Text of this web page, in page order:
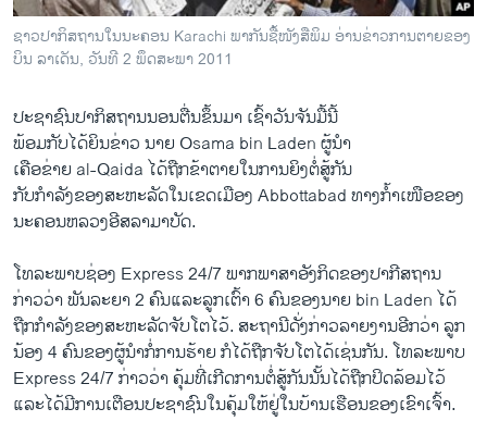
ວີດີໂອ
ສຽງ
ລາຍງານ
ຕິດຕາມພວກເຮົາ ທີ່
ພາສາຕ່າງໆ
ຊາວປາກິສຖານໃນນະຄອນ Karachi ພາກັນຊື້ໜັງສືພິມ ອ່ານຂ່າວການຕາຍຂອງ
ບິນ ລາເດັນ, ວັນທີ 2 ພຶດສະພາ 2011
ປະຊາຊົນ​ປາ​ກິ​ສຖານນອນ​ຕື່ນ​ຂຶ້ນ​ມາ​ ເຊົ້າ​ວັນ​ຈັນ​ມື້​ນີ້ ​
ພ້ອມ​ກັບໄດ້​ຍິນຂ່າວ​ ນາຍ Osama bin Laden ຜູ້​ນໍາ​
ເຄືອ​ຂ່າຍ al-Qaida​ ໄດ້ຖືກ​ຂ້າ​ຕາຍ​ໃນ​ການ​ຍິງ​ຕໍ່ສູ້​ກັນ​
ກັບ​ກໍາລັງ​ຂອງ​ສະຫະລັດ​ໃນເຂດ​ເມືອງ Abbottabad ​ທາງກໍ້າ​ເໜືອ​ຂອງ​
ນະຄອນຫລວງອີສລາມາບັດ.
ໂທລະພາບຊ່ອງ Express 24/7 ພາກ​ພາສາ​ອັງກິດ​ຂອງ​ປາ​ກີ​ສຖານ​
ກ່າວ​ວ່າ ພັນ​ລະ​ຍາ 2 ຄົນ​ແລະ​ລູກ​ເຕົ້າ 6 ຄົນ​ຂອງ​ນາຍ bin Laden ​ໄດ້​
ຖືກ​ກໍາລັງ​ຂອງ​ສະຫະລັດ​ຈັບ​ໂຕ​ໄວ້. ສະຖານີ​ດັ່ງກ່າວ​ລາຍ​ງານ​ອີກວ່າ ​ລູກ​
ນ້ອງ 4 ຄົນ​ຂອງ​ຜູ້​ນໍາ​ກໍ່ການ​ຮ້າຍ ກໍ​ໄດ້​ຖືກຈັບໂຕ​ໄດ້​ເຊ່ນ​ກັນ. ໂທລະພາບ
Express 24/7 ກ່າວ​ວ່າ ຄຸ້ມ​ທີ່​ເກີດ​ການ​ຕໍ່ສູ້​ກັນ​ນັ້ນ​ໄດ້​ຖືກ​ປິດ​ລ້ອມ​ໄວ້​
ແລະ​ໄດ້​ມີ​ການ​ເຕືອນ​ປະຊາຊົນ​ໃນ​ຄຸ້ມ​ໃຫ້​ຢູ່​ໃນ​ບ້ານ​ເຮືອ​ນຂອງ​ເຂົາ​ເຈົ້າ.